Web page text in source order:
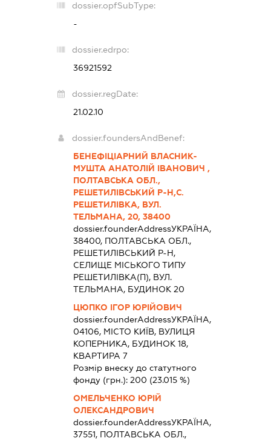
dossier.opfSubType:
-
dossier.edrpo:
36921592
dossier.regDate:
21.02.10
dossier.foundersAndBenef:
БЕНЕФІЦІАРНИЙ ВЛАСНИК-
МУШТА АНАТОЛІЙ ІВАНОВИЧ ,
ПОЛТАВСЬКА ОБЛ.,
РЕШЕТИЛІВСЬКИЙ Р-Н,С.
РЕШЕТИЛІВКА, ВУЛ.
ТЕЛЬМАНА, 20, 38400
dossier.founderAddressУКРАЇНА,
38400, ПОЛТАВСЬКА ОБЛ.,
РЕШЕТИЛІВСЬКИЙ Р-Н,
СЕЛИЩЕ МІСЬКОГО ТИПУ
РЕШЕТИЛІВКА(П), ВУЛ.
ТЕЛЬМАНА, БУДИНОК 20
ЦЮПКО ІГОР ЮРІЙОВИЧ
dossier.founderAddressУКРАЇНА,
04106, МІСТО КИЇВ, ВУЛИЦЯ
КОПЕРНИКА, БУДИНОК 18,
КВАРТИРА 7
Розмір внеску до статутного
фонду (грн.):200 (23.015 %)
ОМЕЛЬЧЕНКО ЮРІЙ
ОЛЕКСАНДРОВИЧ
dossier.founderAddressУКРАЇНА,
37551, ПОЛТАВСЬКА ОБЛ.,